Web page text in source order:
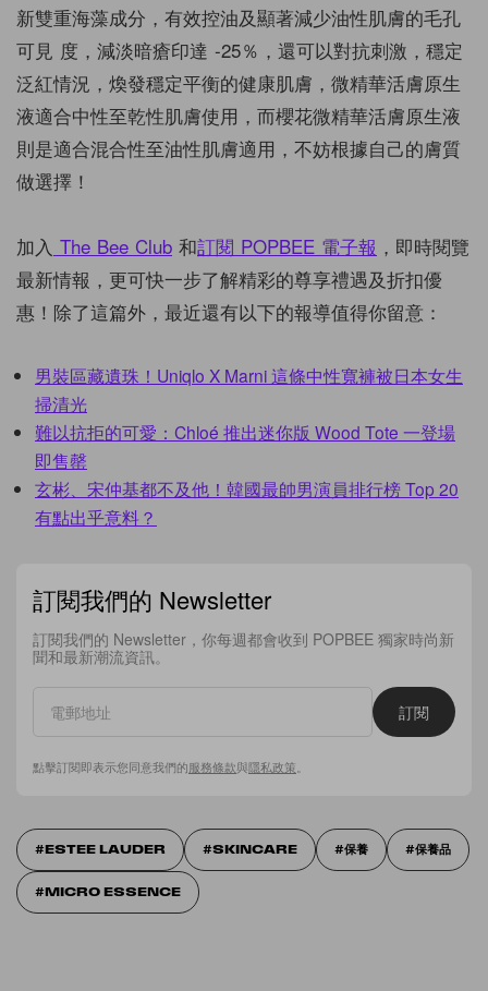
新雙重海藻成分，有效控油及顯著減少油性肌膚的毛孔
可見 度，減淡暗瘡印達 -25％，還可以對抗刺激，穩定
泛紅情況，煥發穩定平衡的健康肌膚，微精華活膚原生
液適合中性至乾性肌膚使用，而櫻花微精華活膚原生液
則是適合混合性至油性肌膚適用，不妨根據自己的膚質
做選擇！
加入 The Bee Club 和訂閱 POPBEE 電子報 ，即時閱覽
最新情報，更可快一步了解精彩的尊享禮遇及折扣優
惠！除了這篇外，最近還有以下的報導值得你留意：
男裝區藏遺珠！Uniqlo X Marni 這條中性寬褲被日本女生
掃清光
難以抗拒的可愛：Chloé 推出迷你版 Wood Tote 一登場
即售罄
玄彬、宋仲基都不及他！韓國最帥男演員排行榜 Top 20
有點出乎意料？
訂閱我們的 Newsletter
訂閱我們的 Newsletter，你每週都會收到 POPBEE 獨家時尚新
聞和最新潮流資訊。
訂閱
點擊訂閱即表示您同意我們的服務條款與隱私政策
ESTEE LAUDER SKINCARE 保養 保養品
MICRO ESSENCE